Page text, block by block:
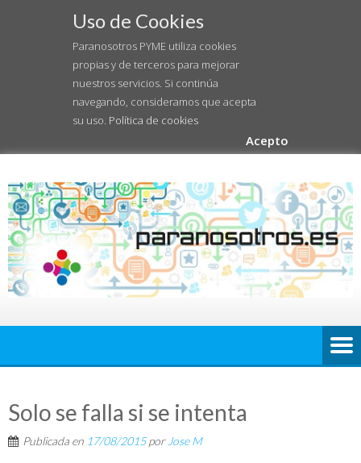
Uso de Cookies
Paranosotros PYME utiliza cookies
propias y de terceros para mejorar
nuestros servicios. Si continúa
navegando, consideramos que acepta
su uso. Política de cookies
Acepto
Solo se falla si se intenta
Publicada en 17/08/2015por Jose M